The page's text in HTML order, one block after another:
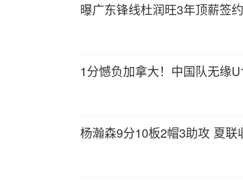
曝广东锋线杜润旺3年顶薪签
1分憾负加拿大！中国队无缘
杨瀚森9分10板2帽3助攻 夏联